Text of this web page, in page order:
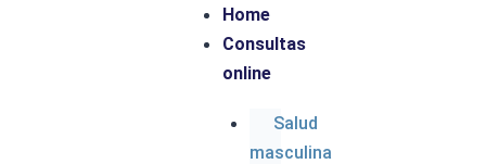
Home
Consultas
online
Salud
masculina
Parece que no encontramos lo que estás